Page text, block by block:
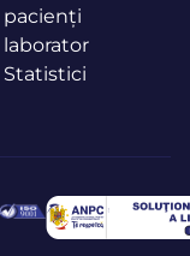
pacienți
laborator
Statistici